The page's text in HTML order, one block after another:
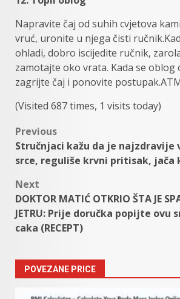
Napravite čaj od suhih cvjetova
vruć, uronite u njega čisti
ohladi, dobro iscijedite ručnik,
zamotajte oko vrata. Kada se oblog
zagrijte čaj i ponovite
(Visited 687 times, 1 visits today)
Post
navigation
Previous
Stručnjaci kažu da je najzdravije
srce, reguliše krvni pritisak, jača
Next
DOKTOR MATIĆ OTKRIO ŠTA JE
JETRU: Prije doručka popijte ovu
caka (RECEPT)
POVEZANE PRICE